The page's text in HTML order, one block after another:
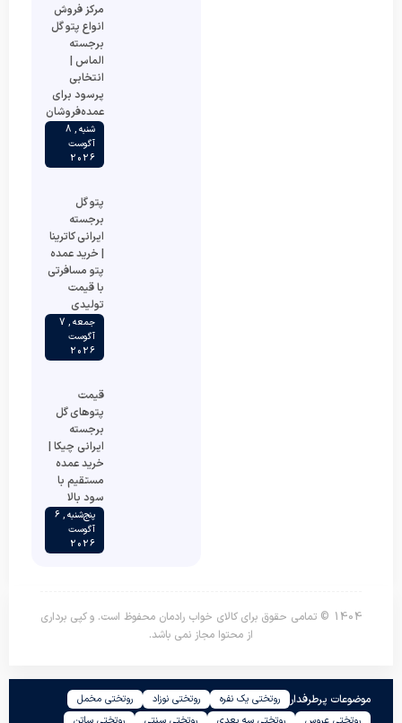
مرکز فروش
انواع پتو گل
برجسته
الماس |
انتخابی
پرسود برای
عمده‌فروشان
شنبه , 8
آگوست
2026
پتو گل
برجسته
ایرانی کاترینا
| خرید عمده
پتو مسافرتی
با قیمت
تولیدی
جمعه , 7
آگوست
2026
قیمت
پتوهای گل
برجسته
ایرانی چیکا |
خرید عمده
مستقیم با
سود بالا
پنج‌شنبه , 6
آگوست
2026
1404 © تمامی حقوق برای کالای خواب رادمان محفوظ است. و کپی برداری
از محتوا مجاز نمی باشد.
موضوعات پرطرفدار روتختی یک نفره روتختی نوزاد
روتختی مخمل